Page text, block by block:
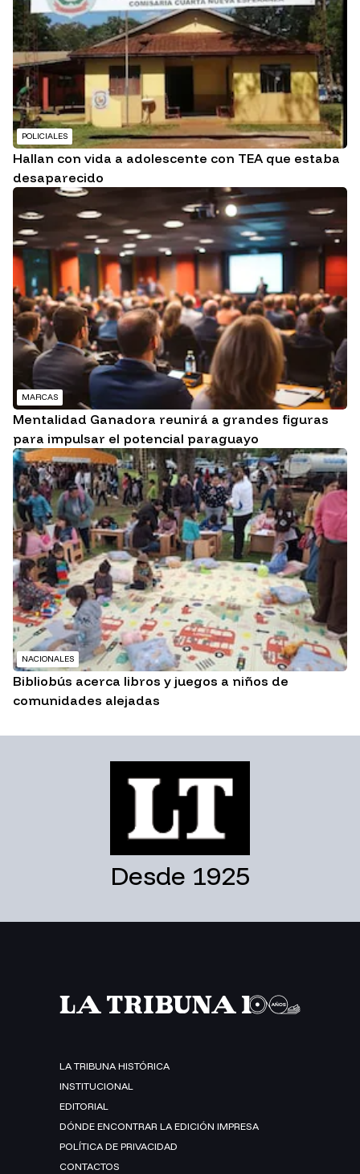
POLICIALES
Hallan con vida a adolescente con TEA que estaba
desaparecido
MARCAS
Mentalidad Ganadora reunirá a grandes figuras
para impulsar el potencial paraguayo
NACIONALES
Bibliobús acerca libros y juegos a niños de
comunidades alejadas
Desde 1925
LA TRIBUNA HISTÓRICA
INSTITUCIONAL
EDITORIAL
DÓNDE ENCONTRAR LA EDICIÓN IMPRESA
POLÍTICA DE PRIVACIDAD
CONTACTOS